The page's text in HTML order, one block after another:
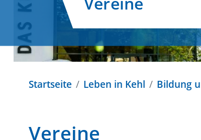
Startseite Leben in Kehl Bildung
Vereine